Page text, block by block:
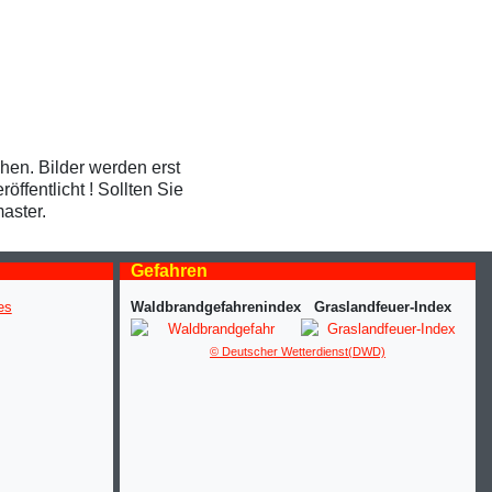
Bilder werden erst
! Sollten Sie
Gefahren
Waldbrandgefahrenindex Graslandfeuer-Index
© Deutscher Wetterdienst(DWD)